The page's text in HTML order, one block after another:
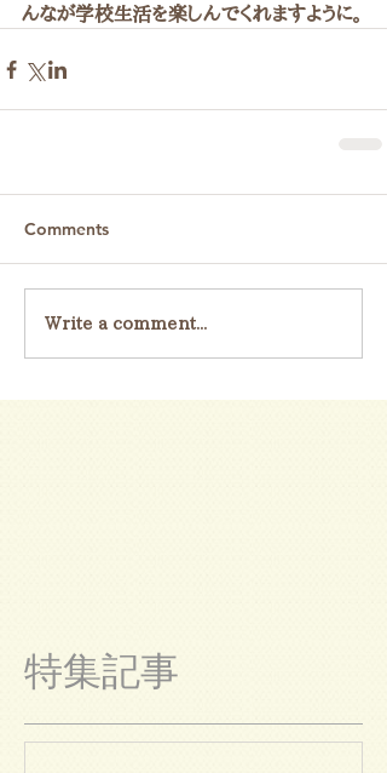
んなが学校生活を楽しんでくれますように。
Comments
Write a comment...
特集記事